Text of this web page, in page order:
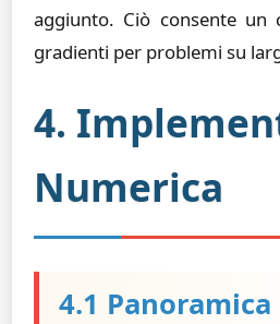
aggiunto. Ciò consente un
gradienti per problemi su
4.
Numerica
4.1 Panoramica